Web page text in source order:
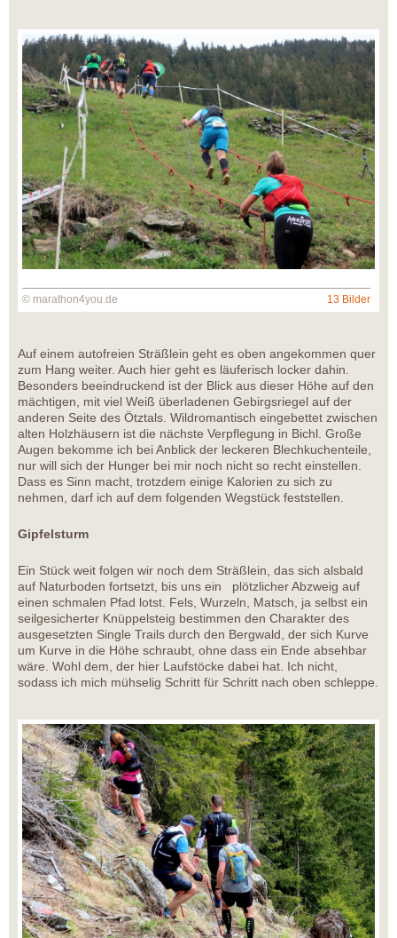
© marathon4you.de 13 Bilder
Auf einem autofreien Sträßlein geht es oben angekommen quer
zum Hang weiter. Auch hier geht es läuferisch locker dahin.
Besonders beeindruckend ist der Blick aus dieser Höhe auf den
mächtigen, mit viel Weiß überladenen Gebirgsriegel auf der
anderen Seite des Ötztals. Wildromantisch eingebettet zwischen
alten Holzhäusern ist die nächste Verpflegung in Bichl. Große
Augen bekomme ich bei Anblick der leckeren Blechkuchenteile,
nur will sich der Hunger bei mir noch nicht so recht einstellen.
Dass es Sinn macht, trotzdem einige Kalorien zu sich zu
nehmen, darf ich auf dem folgenden Wegstück feststellen.
Gipfelsturm
Ein Stück weit folgen wir noch dem Sträßlein, das sich alsbald
auf Naturboden fortsetzt, bis uns ein plötzlicher Abzweig auf
einen schmalen Pfad lotst. Fels, Wurzeln, Matsch, ja selbst ein
seilgesicherter Knüppelsteig bestimmen den Charakter des
ausgesetzten Single Trails durch den Bergwald, der sich Kurve
um Kurve in die Höhe schraubt, ohne dass ein Ende absehbar
wäre. Wohl dem, der hier Laufstöcke dabei hat. Ich nicht,
sodass ich mich mühselig Schritt für Schritt nach oben schleppe.